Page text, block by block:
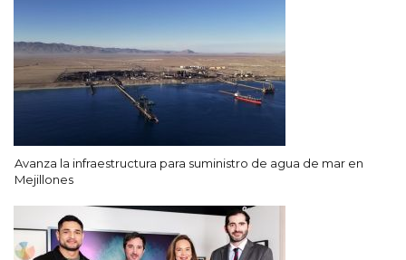
Avanza la infraestructura para suministro de agua de mar en
Mejillones